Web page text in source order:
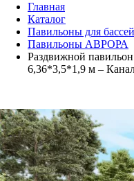
Главная
Каталог
Павильоны для
Павильоны АВРОРА
Раздвижной
6,36*3,5*1,9 м –